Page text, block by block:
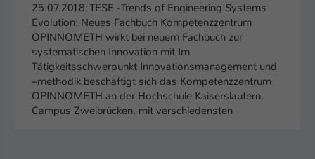
25.07.2018: TESE - Trends of Engineering Systems
Evolution: Neues Fachbuch Kompetenzzentrum
OPINNOMETH wirkt bei neuem Fachbuch zur
systematischen Innovation mit Im
Tätigkeitsschwerpunkt Innovationsmanagement und
–methodik beschäftigt sich das Kompetenzzentrum
OPINNOMETH an der Hochschule Kaiserslautern,
Campus Zweibrücken, mit verschiedensten